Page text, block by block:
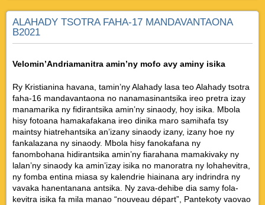
ALAHADY TSOTRA FAHA-17 MANDAVANTAONA
B2021
Velomin’Andriamanitra amin’ny mofo avy aminy isika
Ry Kristianina havana, tamin’ny Alahady lasa teo Alahady tsotra
faha-16 mandavantaona no nanamasinantsika ireo pretra izay
manamarika ny fidirantsika amin’ny sinaody, hoy isika. Mbola
hisy fotoana hamakafakana ireo dinika maro samihafa tsy
maintsy hiatrehantsika an’izany sinaody izany, izany hoe ny
fankalazana ny sinaody. Mbola hisy fanokafana ny
fanombohana hidirantsika amin’ny fiarahana mamakivaky ny
lalan’ny sinaody ka amin’izay isika no manoratra ny lohahevitra,
ny fomba entina miasa sy kalendrie hiainana ary indrindra ny
vavaka hanentanana antsika. Ny zava-dehibe dia samy fola-
kevitra isika fa mila manao “nouveau départ”, Pantekoty vaovao